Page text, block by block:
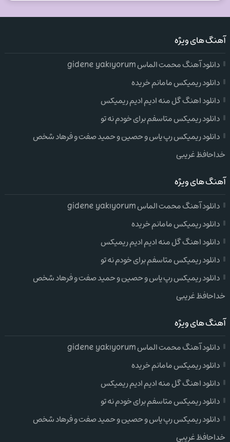
آهنگ های ویژه
دانلود آهنگ محمت الماس gidene yakıyorum
دانلود ریمیکس مامانم خریده
دانلود اهنگ گل منه ادیم ادیم ریمیکس
دانلود ریمیکس متاسفم برای خودم نه تو
دانلود ریمیکس رپ یاس و حصین و حمید صفت و فرهاد شخص
خداحافظ غریبی
آهنگ های ویژه
دانلود آهنگ محمت الماس gidene yakıyorum
دانلود ریمیکس مامانم خریده
دانلود اهنگ گل منه ادیم ادیم ریمیکس
دانلود ریمیکس متاسفم برای خودم نه تو
دانلود ریمیکس رپ یاس و حصین و حمید صفت و فرهاد شخص
خداحافظ غریبی
آهنگ های ویژه
دانلود آهنگ محمت الماس gidene yakıyorum
دانلود ریمیکس مامانم خریده
دانلود اهنگ گل منه ادیم ادیم ریمیکس
دانلود ریمیکس متاسفم برای خودم نه تو
دانلود ریمیکس رپ یاس و حصین و حمید صفت و فرهاد شخص
خداحافظ غریبی